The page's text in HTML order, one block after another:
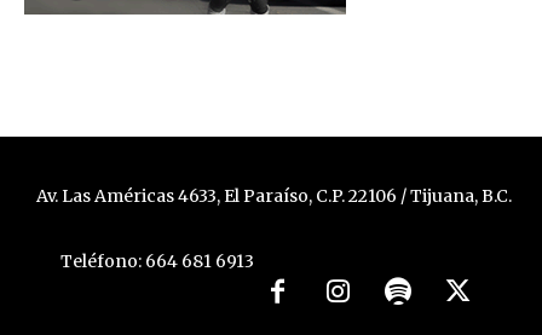
Av. Las Américas 4633, El Paraíso, C.P. 22106 / Tijuana, B.C.
Teléfono: 664 681 6913